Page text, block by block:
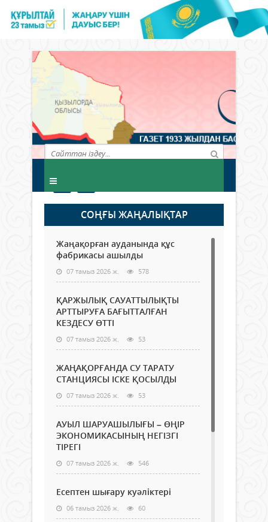
СОҢҒЫ ЖАҢАЛЫҚТАР
Жаңақорған ауданында құс
фабрикасы ашылды
07 тамыз 2026 ж. 578
ҚАРЖЫЛЫҚ САУАТТЫЛЫҚТЫ
АРТТЫРУҒА БАҒЫТТАЛҒАН
КЕЗДЕСУ ӨТТІ
07 тамыз 2026 ж. 53
ЖАҢАҚОРҒАНДА СУ ТАРАТУ
СТАНЦИЯСЫ ІСКЕ ҚОСЫЛДЫ
07 тамыз 2026 ж. 53
АУЫЛ ШАРУАШЫЛЫҒЫ – ӨҢІР
ЭКОНОМИКАСЫНЫҢ НЕГІЗГІ
ТІРЕГІ
07 тамыз 2026 ж. 546
Есептен шығару куәліктері
06 тамыз 2026 ж. 60